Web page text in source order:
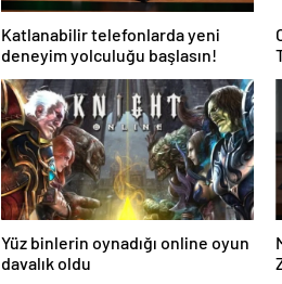
Katlanabilir telefonlarda yeni
deneyim yolculuğu başlasın!
Yüz binlerin oynadığı online oyun
davalık oldu